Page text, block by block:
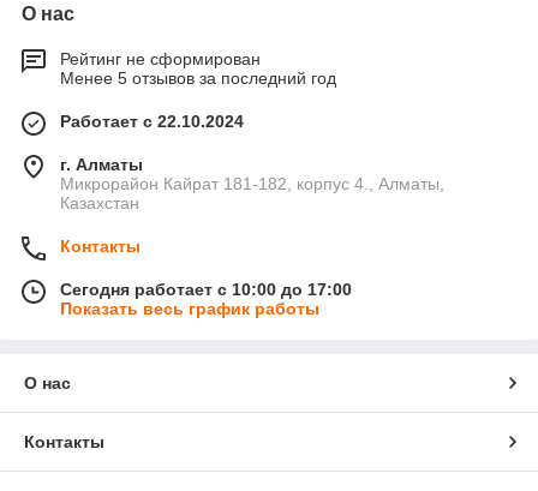
О нас
Рейтинг не сформирован
Менее 5 отзывов за последний год
Работает с 22.10.2024
г. Алматы
Микрорайон Кайрат 181-182, корпус 4., Алматы,
Казахстан
Контакты
Сегодня работает с 10:00 до 17:00
Показать весь график работы
О нас
Контакты